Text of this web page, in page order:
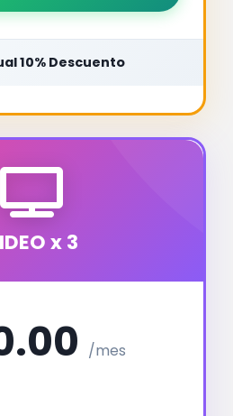
10% Descuento
x 3
/mes